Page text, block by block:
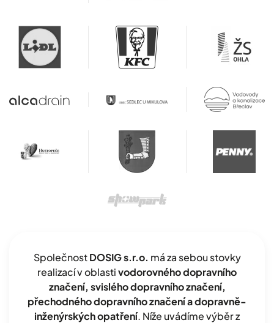
SpolečnostDOSIG s.r.o. má za sebou stovky
realizací v oblastivodorovného dopravního
značení, svislého dopravního značení,
přechodného dopravního značení a dopravně-
inženýrských opatření. Níže uvádíme výběr z